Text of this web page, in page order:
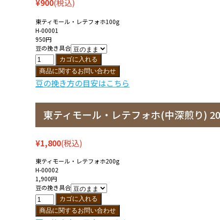
¥900(税込)
東ティモール・レテフォホ100g
H-00001
950円
豆の挽き具合
豆の挽き方の目安はこちら
東ティモール・レテフォホ(中深煎り)
¥1,800(税込)
東ティモール・レテフォホ200g
H-00002
1,900円
豆の挽き具合